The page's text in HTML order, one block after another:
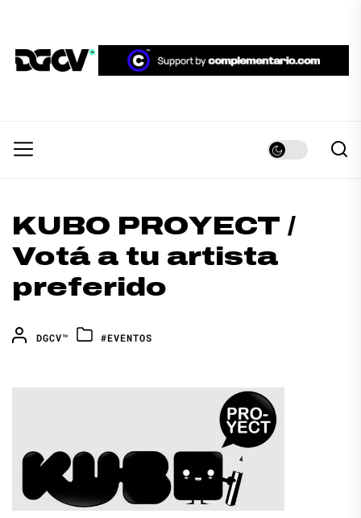
the
content
DGCV™
KUBO PROYECT /
Votá a tu artista
preferido
DGCV™ #EVENTOS